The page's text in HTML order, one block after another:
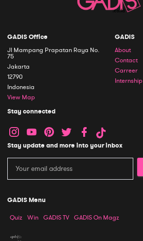
GADIS Office
Jl Mampang Prapatan Raya No.
75
Jakarta
12790
Indonesia
View Map
GADIS
About
Contact
Carreer
Internship
Stay connected
Stay update and more into your inbox
GADIS Menu
Quiz Win GADIS TV GADIS On Magz